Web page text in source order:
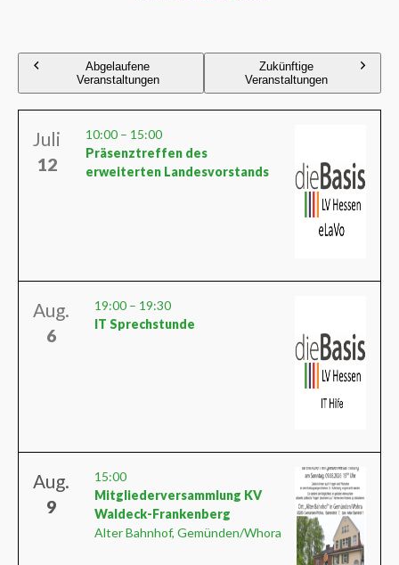
Abgelaufene
Veranstaltungen
Zukünftige
Veranstaltungen
Juli
12
10:00 – 15:00
Präsenztreffen des
erweiterten Landesvorstands
Aug.
6
19:00 – 19:30
IT Sprechstunde
Aug.
9
15:00
Mitgliederversammlung KV
Waldeck-Frankenberg
Alter Bahnhof, Gemünden/Whora